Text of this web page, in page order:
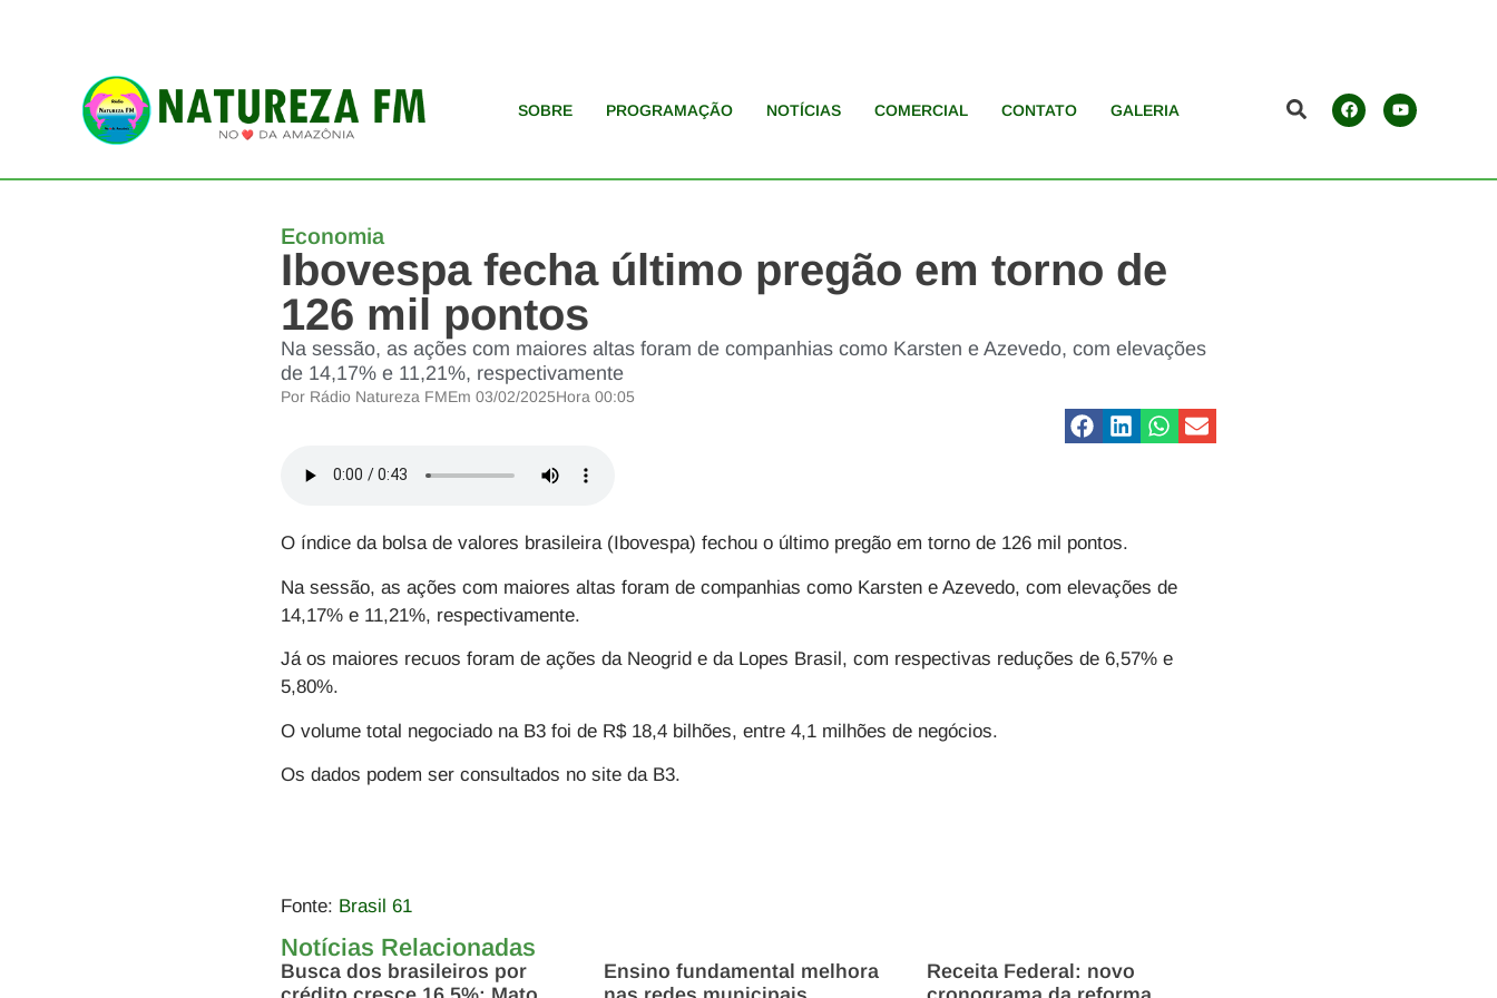
SOBRE PROGRAMAÇÃO NOTÍCIAS COMERCIAL CONTATO GALERIA
Economia
Ibovespa fecha último pregão em torno de
126 mil pontos
Na sessão, as ações com maiores altas foram de companhias como Karsten e Azevedo, com elevações
de 14,17% e 11,21%, respectivamente
Por Rádio Natureza FMEm 03/02/2025Hora 00:05
O índice da bolsa de valores brasileira (Ibovespa) fechou o último pregão em torno de 126 mil pontos.
Na sessão, as ações com maiores altas foram de companhias como Karsten e Azevedo, com elevações de
14,17% e 11,21%, respectivamente.
Já os maiores recuos foram de ações da Neogrid e da Lopes Brasil, com respectivas reduções de 6,57% e
5,80%.
O volume total negociado na B3 foi de R$ 18,4 bilhões, entre 4,1 milhões de negócios.
Os dados podem ser consultados no site da B3.
Fonte: Brasil 61
Notícias Relacionadas
Busca dos brasileiros por
Ensino fundamental melhora
Receita Federal: novo